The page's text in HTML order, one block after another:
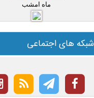
ماه امشب
شبکه های اجتماعی